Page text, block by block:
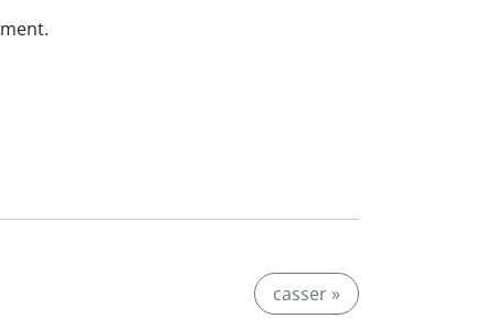
casser »